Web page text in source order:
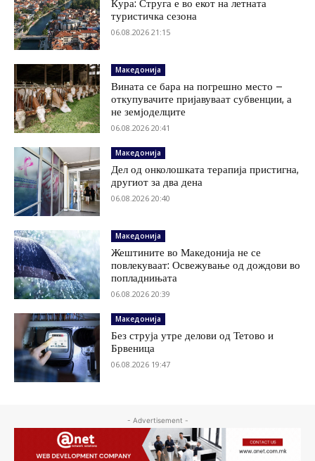
Ќура: Струга е во екот на летната
туристичка сезона
06.08.2026 21:15
Македонија
Вината се бара на погрешно место –
откупувачите пријавуваат субвенции, а
не земјоделците
06.08.2026 20:41
Македонија
Дел од онколошката терапија пристигна,
другиот за два дена
06.08.2026 20:40
Македонија
Жештините во Македонија не се
повлекуваат: Освежување од дождови во
попладнињата
06.08.2026 20:39
Македонија
Без струја утре делови од Тетово и
Брвеница
06.08.2026 19:47
- Advertisement -